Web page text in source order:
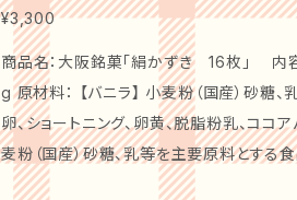
届けする「絹笠 茶の友」は、特別な気持
り物として、ぜひお使いください。 ぜひ、【送料無料 絹笠 茶の友 12個入】をお試しください！あなたの大
切な瞬間を、特別な和菓子で彩るお手伝い
ぴったりな要素が詰まっています。大切な
をいただいております。お祝いや感謝の気持
主の声 「御菓子處」では、百年以上の歴史の中で培った技術と伝統を大切にし、真心で和菓子を作り続
けています。私たちの和菓子は、多くの人
す。心を込めて製造した和菓子を通じて、多くの
細】 「絹笠 茶の友」は、口に入れた瞬間
¥3,300
商品名：大阪銘菓「絹かずき 16枚」 内
g 原材料： 【バニラ】 小麦粉（国産）砂糖
卵、ショートニング、卵黄、脱脂粉乳、ココアパ
麦粉（国産）砂糖、乳等を主要原料とする食
脱脂粉乳、抹茶（宇治抹茶）ココアパウダ